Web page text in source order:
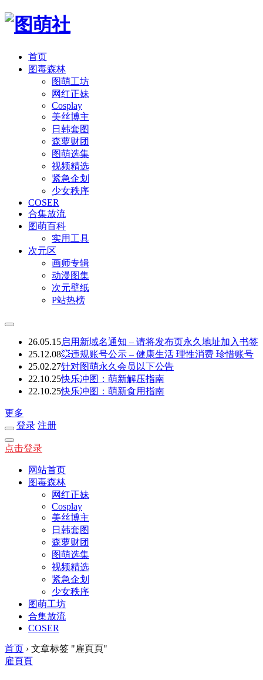
首页
图毒森林
图萌工坊
网红正妹
Cosplay
美丝博主
日韩套图
森萝财团
图萌选集
视频精选
紧急企划
少女秩序
COSER
合集放流
图萌百科
实用工具
次元区
画师专辑
动漫图集
次元壁纸
P站热榜
26.05.15启用新域名通知 – 请将发布页永久地址加入书签
25.12.08💥违规账号公示 – 健康生活 理性消费 珍惜账号
25.02.27针对图萌永久会员以下公告
22.10.25快乐冲图：萌新解压指南
22.10.25快乐冲图：萌新食用指南
更多
登录 注册
点击登录
网站首页
图毒森林
网红正妹
Cosplay
美丝博主
日韩套图
森萝财团
图萌选集
视频精选
紧急企划
少女秩序
图萌工坊
合集放流
COSER
首页 › 文章标签 "雇頁頁"
雇頁頁